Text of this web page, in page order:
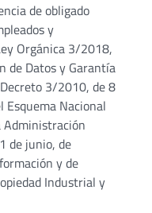
de obligado
y
Orgánica 3/2018,
de Datos y Garantía
3/2010, de 8
Esquema Nacional
Administración
de junio, de
y de
Industrial y